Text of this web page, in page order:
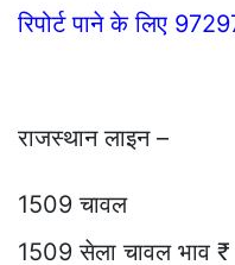
रिपोर्ट पाने के लिए
राजस्थान लाइन –
1509 चावल
1509 सेला चावल भाव